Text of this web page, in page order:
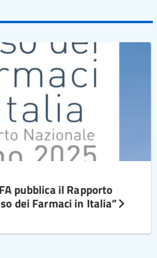
pubblica il Rapporto
dei Farmaci in Italia”